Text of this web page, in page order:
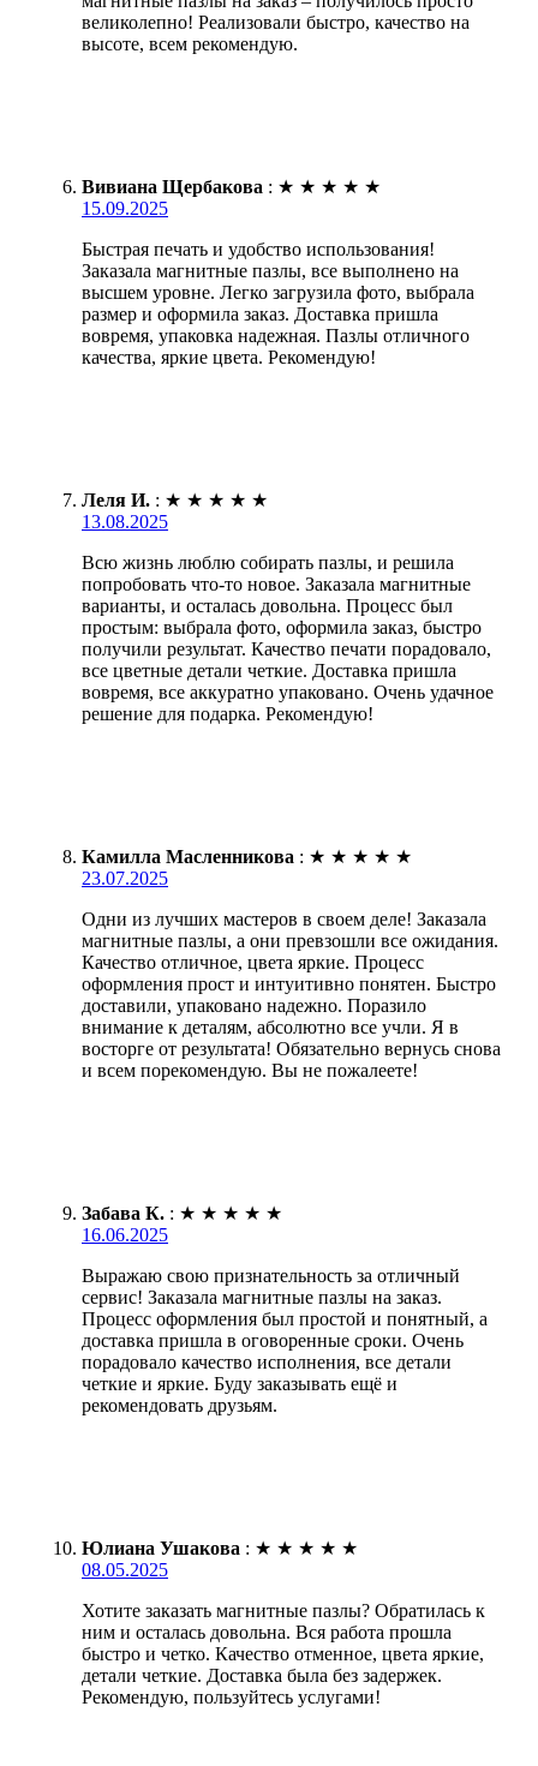
великолепно! Реализовали быстро, качество на
высоте, всем рекомендую.
Вивиана Щербакова : ★ ★ ★ ★ ★
15.09.2025
Быстрая печать и удобство использования!
Заказала магнитные пазлы, все выполнено на
высшем уровне. Легко загрузила фото, выбрала
размер и оформила заказ. Доставка пришла
вовремя, упаковка надежная. Пазлы отличного
качества, яркие цвета. Рекомендую!
Леля И. : ★ ★ ★ ★ ★
13.08.2025
Всю жизнь люблю собирать пазлы, и решила
попробовать что-то новое. Заказала магнитные
варианты, и осталась довольна. Процесс был
простым: выбрала фото, оформила заказ, быстро
получили результат. Качество печати порадовало,
все цветные детали четкие. Доставка пришла
вовремя, все аккуратно упаковано. Очень удачное
решение для подарка. Рекомендую!
Камилла Масленникова : ★ ★ ★ ★ ★
23.07.2025
Одни из лучших мастеров в своем деле! Заказала
магнитные пазлы, а они превзошли все ожидания.
Качество отличное, цвета яркие. Процесс
оформления прост и интуитивно понятен. Быстро
доставили, упаковано надежно. Поразило
внимание к деталям, абсолютно все учли. Я в
восторге от результата! Обязательно вернусь снова
и всем порекомендую. Вы не пожалеете!
Забава К. : ★ ★ ★ ★ ★
16.06.2025
Выражаю свою признательность за отличный
сервис! Заказала магнитные пазлы на заказ.
Процесс оформления был простой и понятный, а
доставка пришла в оговоренные сроки. Очень
порадовало качество исполнения, все детали
четкие и яркие. Буду заказывать ещё и
рекомендовать друзьям.
Юлиана Ушакова : ★ ★ ★ ★ ★
08.05.2025
Хотите заказать магнитные пазлы? Обратилась к
ним и осталась довольна. Вся работа прошла
быстро и четко. Качество отменное, цвета яркие,
детали четкие. Доставка была без задержек.
Рекомендую, пользуйтесь услугами!